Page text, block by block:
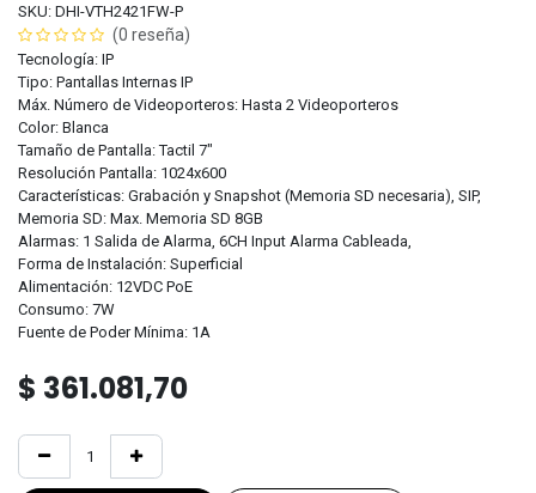
SKU: DHI-VTH2421FW-P
(0 reseña)
Tecnología: IP
Tipo: Pantallas Internas IP
Máx. Número de Videoporteros: Hasta 2 Videoporteros
Color: Blanca
Tamaño de Pantalla: Tactil 7"
Resolución Pantalla: 1024x600
Características: Grabación y Snapshot (Memoria SD necesaria), SIP,
Memoria SD: Max. Memoria SD 8GB
Alarmas: 1 Salida de Alarma, 6CH Input Alarma Cableada,
Forma de Instalación: Superficial
Alimentación: 12VDC PoE
Consumo: 7W
Fuente de Poder Mínima: 1A
$ 361.081,70